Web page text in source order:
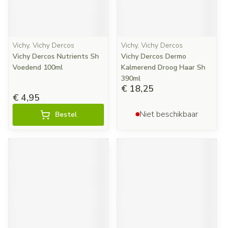
Vichy, Vichy Dercos
Vichy Dercos Nutrients Sh
Voedend 100ml
€ 4,95
Bestel
Vichy, Vichy Dercos
Vichy Dercos Dermo
Kalmerend Droog Haar Sh
390ml
€ 18,25
Niet beschikbaar